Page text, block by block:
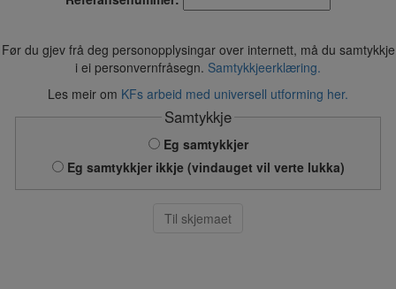
Før du gjev frå deg personopplysingar over internett, må du samtykkje
i ei personvernfråsegn. Samtykkjeerklæring.
Les meir om KFs arbeid med universell utforming her.
Samtykkje
Eg samtykkjer
Eg samtykkjer ikkje (vindauget vil verte lukka)
Til skjemaet